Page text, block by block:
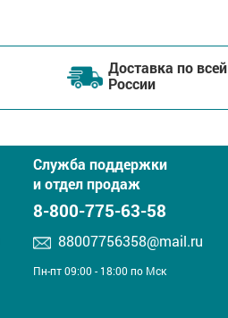
Доставка по всей
России
Служба поддержки
и отдел продаж
8-800-775-63-58
88007756358@mail.ru
Пн-пт 09:00 - 18:00 по Мск